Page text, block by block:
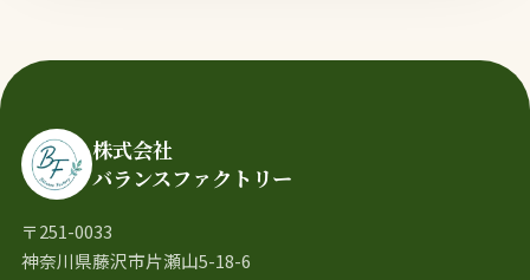
株式会社
バランスファクトリー
〒251-0033
神奈川県藤沢市片瀬山5-18-6